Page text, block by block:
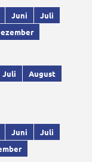
Juni
Juli
Juli
August
Juni
Juli